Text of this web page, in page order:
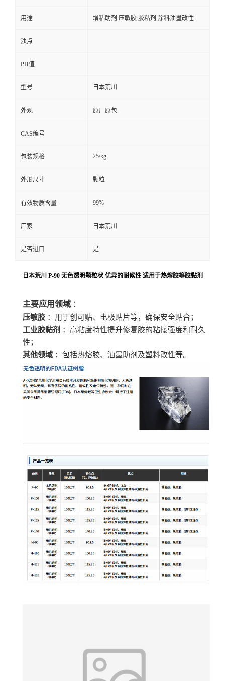
用途 增粘助剂 压敏胶 胶粘剂 涂料油墨改性
浊点
PH值
型号 日本荒川
外观 原厂原包
CAS编号
包装规格 25/kg
外形尺寸 颗粒
有效物质含量 99%
厂家 日本荒川
是否进口 是
日本荒川 P-90 无色透明颗粒状 优异的耐候性 适用于热熔胶等胶黏剂
主要应用领域 ：
压敏胶 ：用于创可贴、电极贴片等，确保安全贴合；
工业胶黏剂 ：高粘度特性提升修复胶的粘接强度和耐久
性；
其他领域 ：包括热熔胶、油墨助剂及塑料改性等。